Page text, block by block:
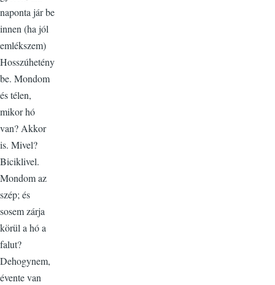
naponta jár be
innen (ha jól
emlékszem)
Hosszúhetény
be. Mondom
és télen,
mikor hó
van? Akkor
is. Mivel?
Biciklivel.
Mondom az
szép; és
sosem zárja
körül a hó a
falut?
Dehogynem,
évente van